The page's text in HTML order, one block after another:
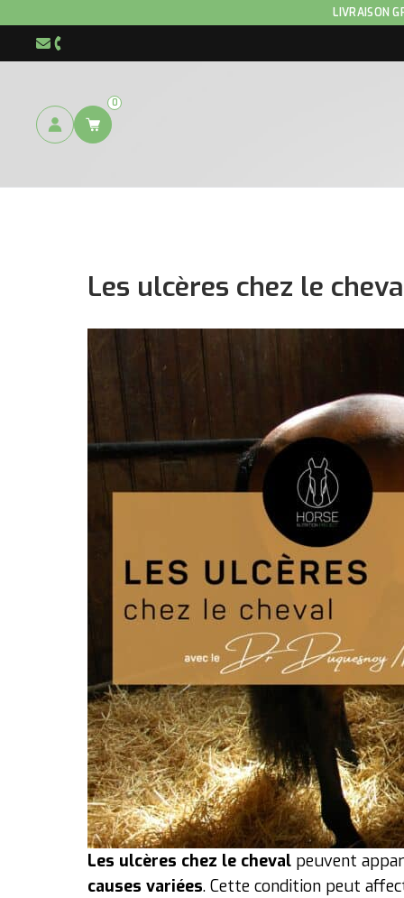
LIVRAISON
info@hnp-horse.be
+32 (0)4 250 12 96
0
Les ulcères chez le
Les ulcères chez le cheval peuvent
causes variées. Cette condition peut